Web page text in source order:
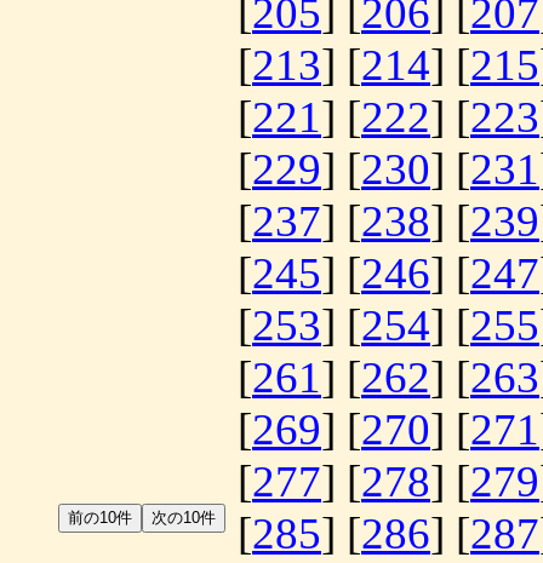
[205] [206] [207
[213] [214] [215
[221] [222] [223
[229] [230] [231
[237] [238] [239
[245] [246] [247
[253] [254] [255
[261] [262] [263
[269] [270] [271
[277] [278] [279
[285] [286] [287